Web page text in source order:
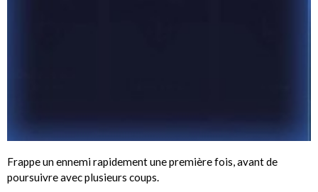
Frappe un ennemi rapidement une première fois, avant de
poursuivre avec plusieurs coups.